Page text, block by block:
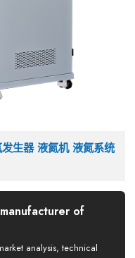
生器 液氮机 液氮系统
of
analysis, technical